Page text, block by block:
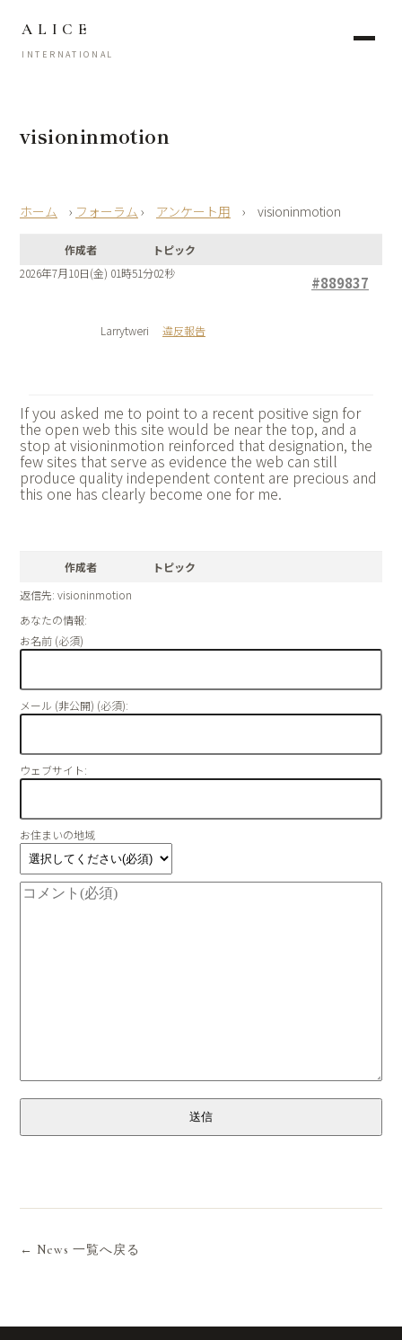
ALICE
INTERNATIONAL
visioninmotion
› フォーラム › アンケート用 › visioninmotion
作成者
トピック
2026年7月10日(金) 01時51分02秒
#889837
Larrytweri 違反報告
If you asked me to point to a recent positive sign for
the open web this site would be near the top, and a
stop atvisioninmotion reinforced that designation, the
few sites that serve as evidence the web can still
produce quality independent content are precious and
this one has clearly become one for me.
作成者
トピック
返信先: visioninmotion
あなたの情報:
お名前 (必須)
メール (非公開) (必須):
ウェブサイト:
お住まいの地域
送信
← News 一覧へ戻る